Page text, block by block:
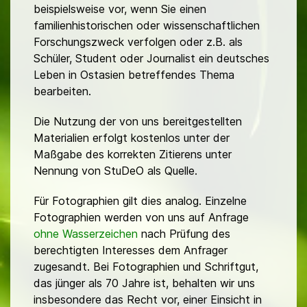
beispielsweise vor, wenn Sie einen
familienhistorischen oder wissenschaftlichen
Forschungszweck verfolgen oder z.B. als
Schüler, Student oder Journalist ein deutsches
Leben in Ostasien betreffendes Thema
bearbeiten.
Die Nutzung der von uns bereitgestellten
Materialien erfolgt kostenlos unter der
Maßgabe des korrekten Zitierens unter
Nennung von StuDeO als Quelle.
Für Fotographien gilt dies analog. Einzelne
Fotographien werden von uns auf Anfrage
ohne Wasserzeichen nach Prüfung des
berechtigten Interesses dem Anfrager
zugesandt. Bei Fotographien und Schriftgut,
das jünger als 70 Jahre ist, behalten wir uns
insbesondere das Recht vor, einer Einsicht in